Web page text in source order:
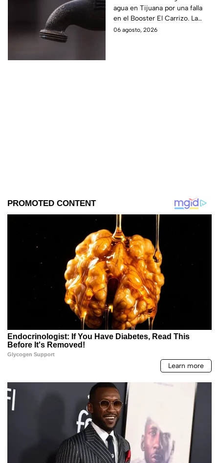
siguen sin servicio
agua en Tijuana por una falla
en el Booster El Carrizo. La
CESPT aún no confirma la hora
06 agosto, 2026